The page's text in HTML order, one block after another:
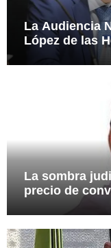
La Audiencia
López de las
presuntas
112,8
La sombra
precio de